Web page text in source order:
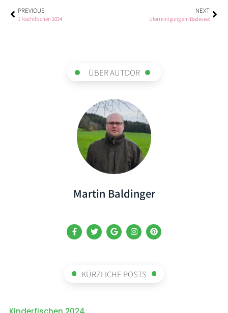
PREVIOUS
1 Nachtfischen 2024
NEXT
Uferreinigung am Badesee:
ÜBER AUTDOR
Martin Baldinger
KÜRZLICHE POSTS